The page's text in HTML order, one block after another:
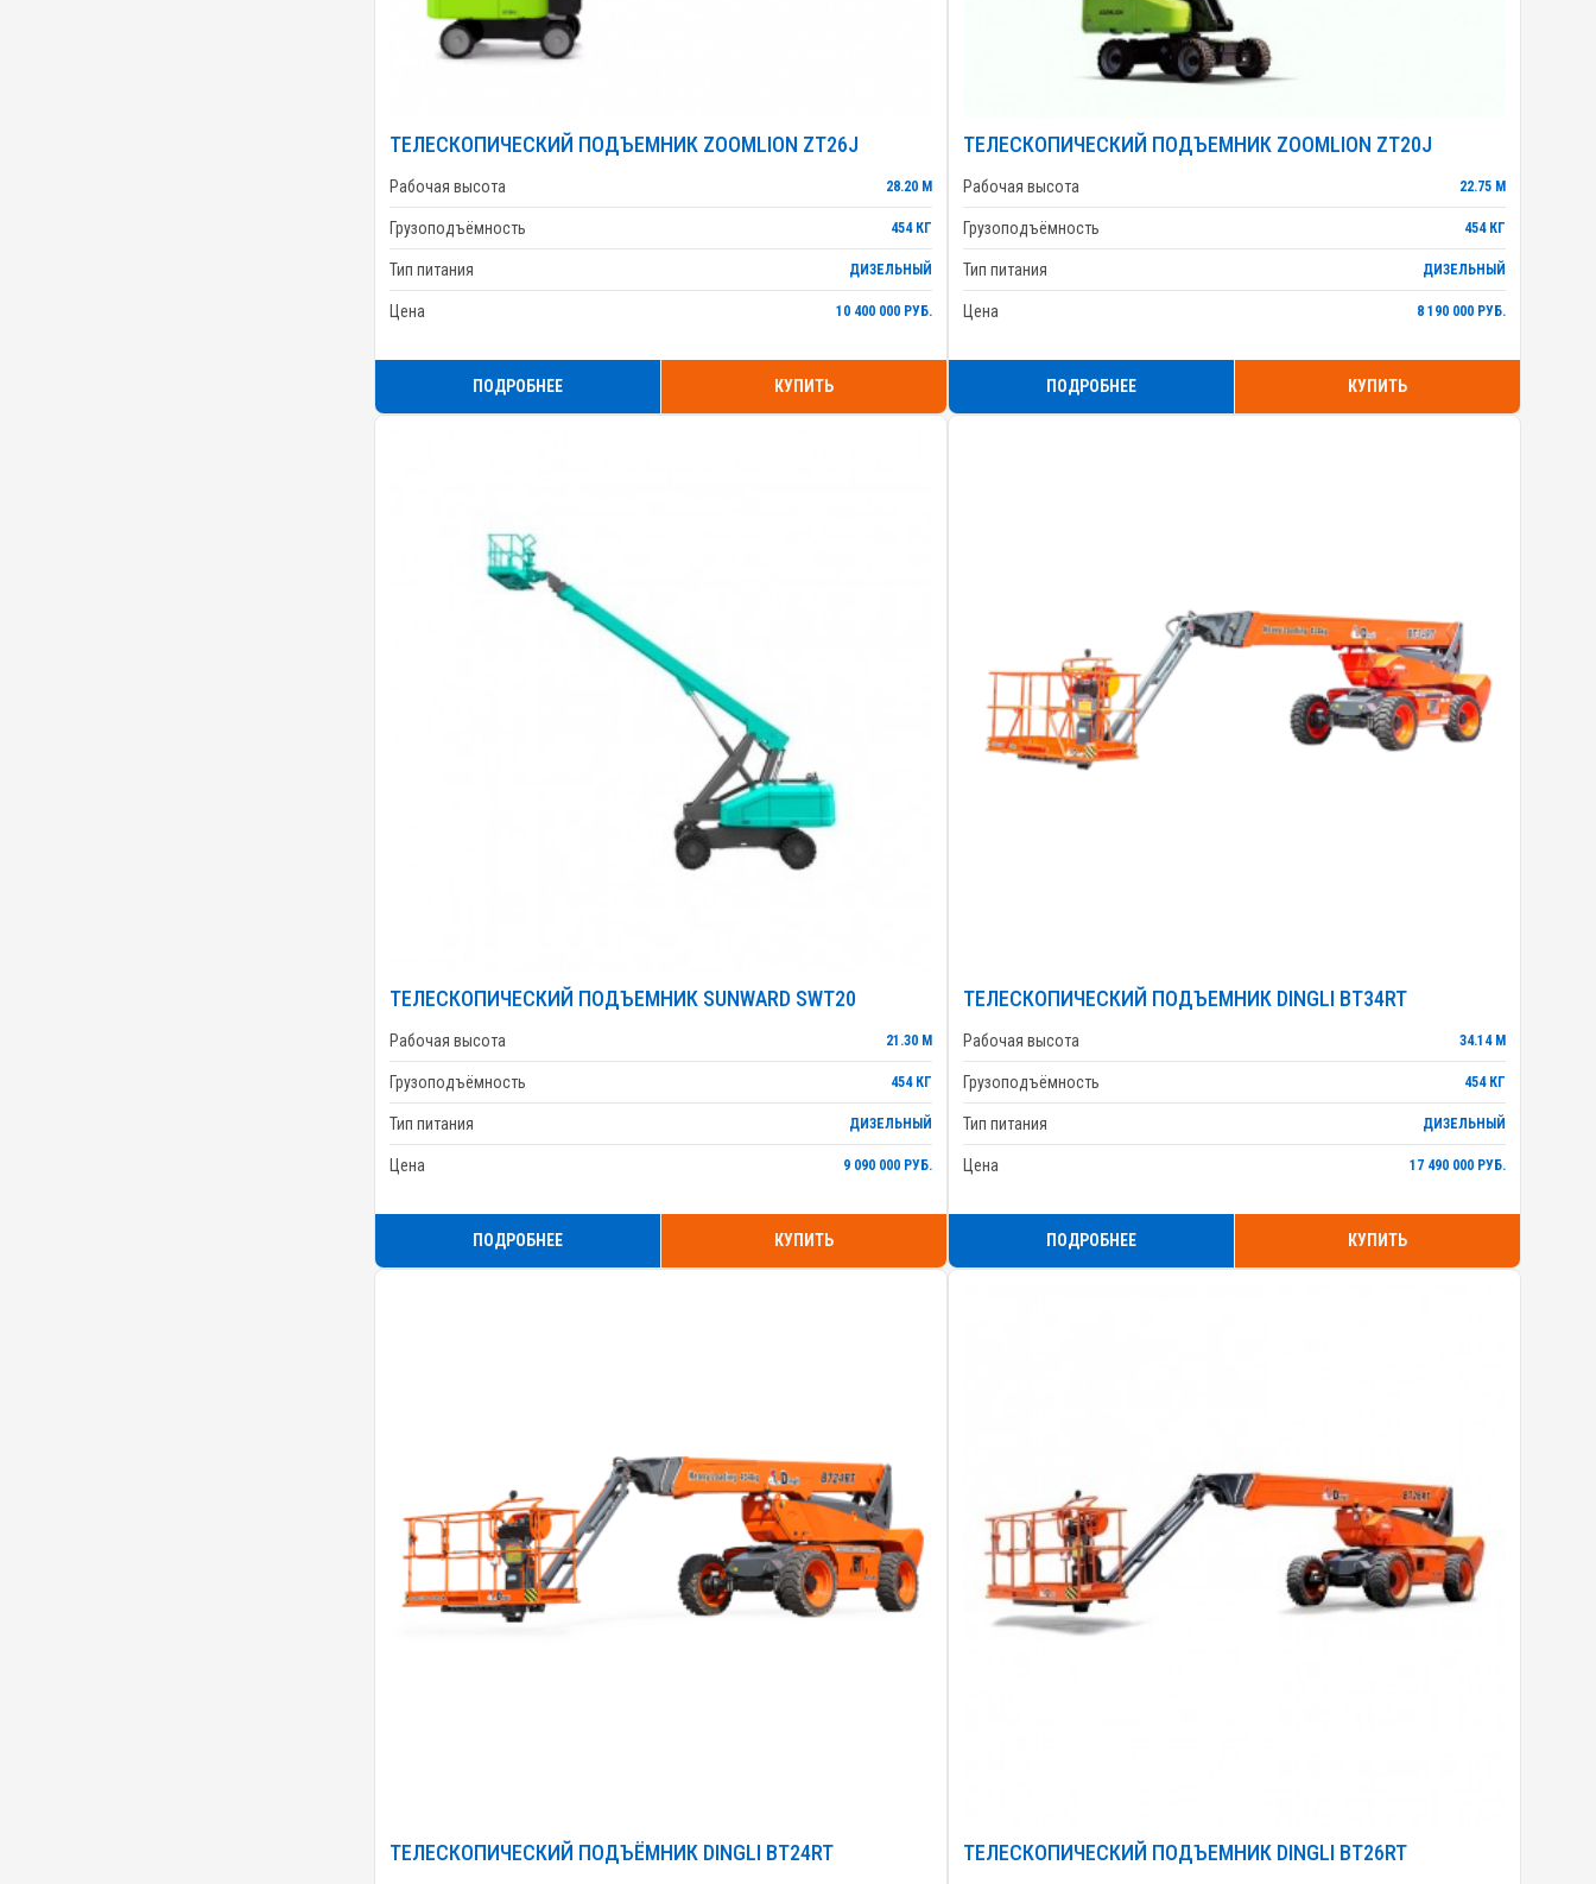
ТЕЛЕСКОПИЧЕСКИЙ ПОДЪЕМНИК ZOOMLION ZT26J
Рабочая высота 28.20 М
Грузоподъёмность 454 КГ
Тип питания ДИЗЕЛЬНЫЙ
Цена 10 400 000 РУБ.
ПОДРОБНЕЕ КУПИТЬ
ТЕЛЕСКОПИЧЕСКИЙ ПОДЪЕМНИК ZOOMLION ZT20J
Рабочая высота 22.75 М
Грузоподъёмность 454 КГ
Тип питания ДИЗЕЛЬНЫЙ
Цена 8 190 000 РУБ.
ПОДРОБНЕЕ КУПИТЬ
ТЕЛЕСКОПИЧЕСКИЙ ПОДЪЕМНИК SUNWARD SWT20
Рабочая высота 21.30 М
Грузоподъёмность 454 КГ
Тип питания ДИЗЕЛЬНЫЙ
Цена 9 090 000 РУБ.
ПОДРОБНЕЕ КУПИТЬ
ТЕЛЕСКОПИЧЕСКИЙ ПОДЪЕМНИК DINGLI BT34RT
Рабочая высота 34.14 М
Грузоподъёмность 454 КГ
Тип питания ДИЗЕЛЬНЫЙ
Цена 17 490 000 РУБ.
ПОДРОБНЕЕ КУПИТЬ
ТЕЛЕСКОПИЧЕСКИЙ ПОДЪЁМНИК DINGLI BT24RT ТЕЛЕСКОПИЧЕСКИЙ ПОДЪЕМНИК DINGLI BT26RT